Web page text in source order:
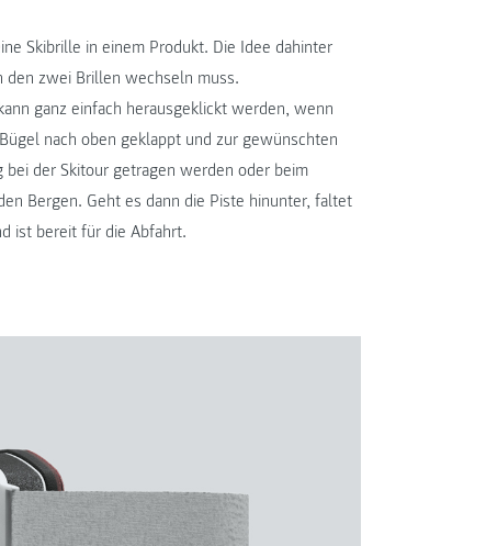
Skibrille in einem Produkt. Die Idee dahinter
den zwei Brillen wechseln muss.
ganz einfach herausgeklickt werden, wenn
nach oben geklappt und zur gewünschten
der Skitour getragen werden oder beim
Bergen. Geht es dann die Piste hinunter, faltet
ist bereit für die Abfahrt.